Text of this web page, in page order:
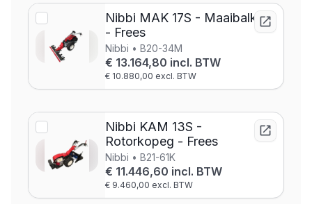
Nibbi MAK 17S - Maaibalk
- Frees
Nibbi • B20-34M
€ 13.164,80 incl. BTW
€ 10.880,00 excl. BTW
Nibbi KAM 13S -
Rotorkopeg - Frees
Nibbi • B21-61K
€ 11.446,60 incl. BTW
€ 9.460,00 excl. BTW